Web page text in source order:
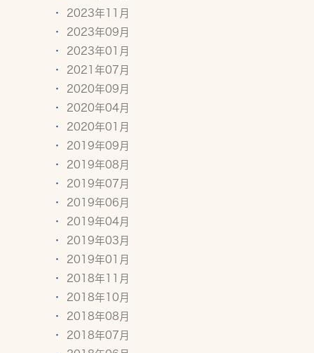
2023年11月
2023年09月
2023年01月
2021年07月
2020年09月
2020年04月
2020年01月
2019年09月
2019年08月
2019年07月
2019年06月
2019年04月
2019年03月
2019年01月
2018年11月
2018年10月
2018年08月
2018年07月